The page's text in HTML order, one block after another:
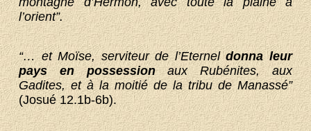
l’orient”.
“… et Moïse, serviteur de l’Eterneldonna leur
pays en possessionaux Rubénites, aux
Gadites, et à la moitié de la tribu de Manassé”
(Josué 12.1b-6b).